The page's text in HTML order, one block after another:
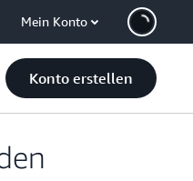
Mein Konto
Konto erstellen